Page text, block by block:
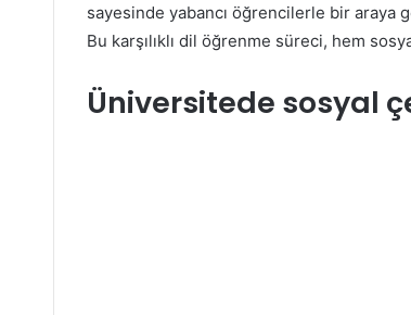
sayesinde yabancı öğrencilerle bir
Bu karşılıklı dil öğrenme süreci, hem
Üniversitede sosyal